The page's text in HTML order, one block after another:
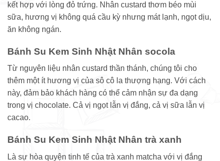
kết hợp với lòng đỏ trứng. Nhân custard thơm béo mùi
sữa, hương vị không quá cầu kỳ nhưng mát lạnh, ngọt dịu,
ăn không ngán.
Bánh Su Kem Sinh Nhật Nhân socola
Từ nguyên liệu nhân custard thần thánh, chúng tôi cho
thêm một ít hương vị của sô cô la thượng hạng. Với cách
này, đảm bảo khách hàng có thể cảm nhận sự đa dạng
trong vị chocolate. Cả vị ngọt lẫn vị đắng, cả vị sữa lẫn vị
cacao.
Bánh Su Kem Sinh Nhật Nhân trà xanh
Là sự hòa quyện tinh tế của trà xanh matcha với vị đắng